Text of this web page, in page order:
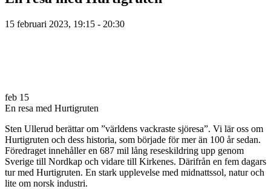
15 februari 2023, 19:15 - 20:30
feb 15
En resa med Hurtigruten
Sten Ullerud berättar om ”världens vackraste sjöresa”. Vi lär oss om
Hurtigruten och dess historia, som började för mer än 100 år sedan.
Föredraget innehåller en 687 mil lång reseskildring upp genom
Sverige till Nordkap och vidare till Kirkenes. Därifrån en fem dagars
tur med Hurtigruten. En stark upplevelse med midnattssol, natur och
lite om norsk industri.